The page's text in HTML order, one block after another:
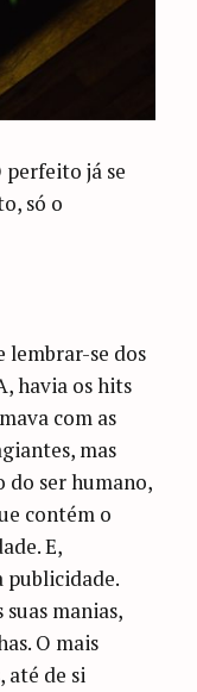
perfeito já se
só o
lembrar-se dos
havia os hits
com as
mas
do ser humano,
contém o
E,
publicidade.
manias,
O mais
até de si